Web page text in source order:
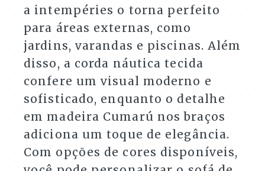
a intempéries o torna perfeito
para áreas externas, como
jardins, varandas e piscinas. Além
disso, a corda náutica tecida
confere um visual moderno e
sofisticado, enquanto o detalhe
em madeira Cumarú nos braços
adiciona um toque de elegância.
Com opções de cores disponíveis,